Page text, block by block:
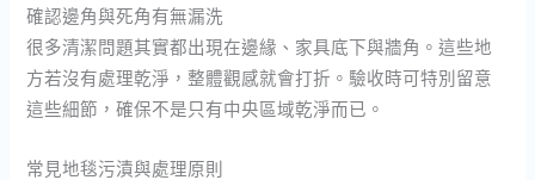
確認邊角與死角有無漏洗
很多清潔問題其實都出現在邊緣、家具底下與牆角。這些地
方若沒有處理乾淨，整體觀感就會打折。驗收時可特別留意
這些細節，確保不是只有中央區域乾淨而已。
常見地毯污漬與處理原則